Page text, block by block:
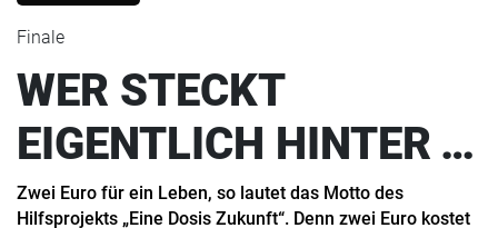
Finale
WER STECKT
EIGENTLICH HINTER …
Zwei Euro für ein Leben, so lautet das Motto des
Hilfsprojekts „Eine Dosis Zukunft“. Denn zwei Euro kostet